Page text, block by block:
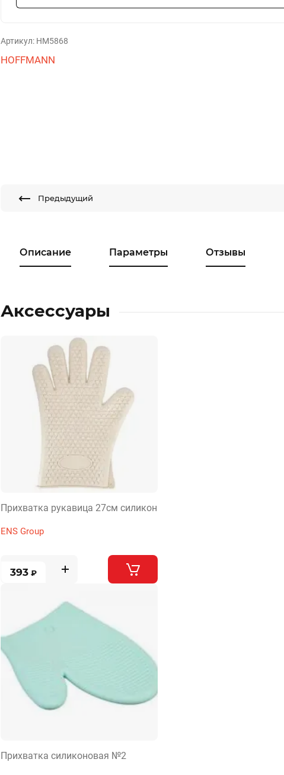
Артикул: HM5868
HOFFMANN
Предыдущий
Описание Параметры Отзывы
Аксессуары
Прихватка рукавица 27см силикон
ENS Group
393 ₽
Прихватка силиконовая №2